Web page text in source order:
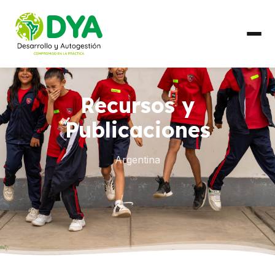
QUIÉNES SOMOS
Línea de Tiempo
Alianzas Regionales
QUÉ HACEMOS
Líneas de Trabajo
PAÍSES
Ecuador
Recursos y
Publicaciones
Argentina